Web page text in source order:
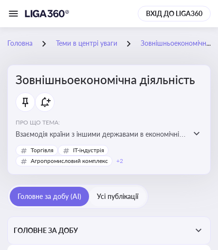
ВХІД ДО LIGA360
Головна Теми в центрі уваги Зовнішньоекономічна діяльність
Зовнішньоекономічна діяльність
ПРО ЩО ТЕМА:
Взаємодія країни з іншими державами в економічній
сфері, включаючи експорт та імпорт товарів і послуг,
міжнародні фінансові операції, інвестиції, торгівлю,
Торгівля
IT-індустрія
Агропромисловий комплекс
+2
Головне за добу (AI) Усі публікації
ГОЛОВНЕ ЗА ДОБУ